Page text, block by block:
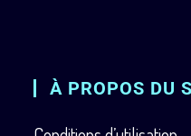
À PROPOS DU